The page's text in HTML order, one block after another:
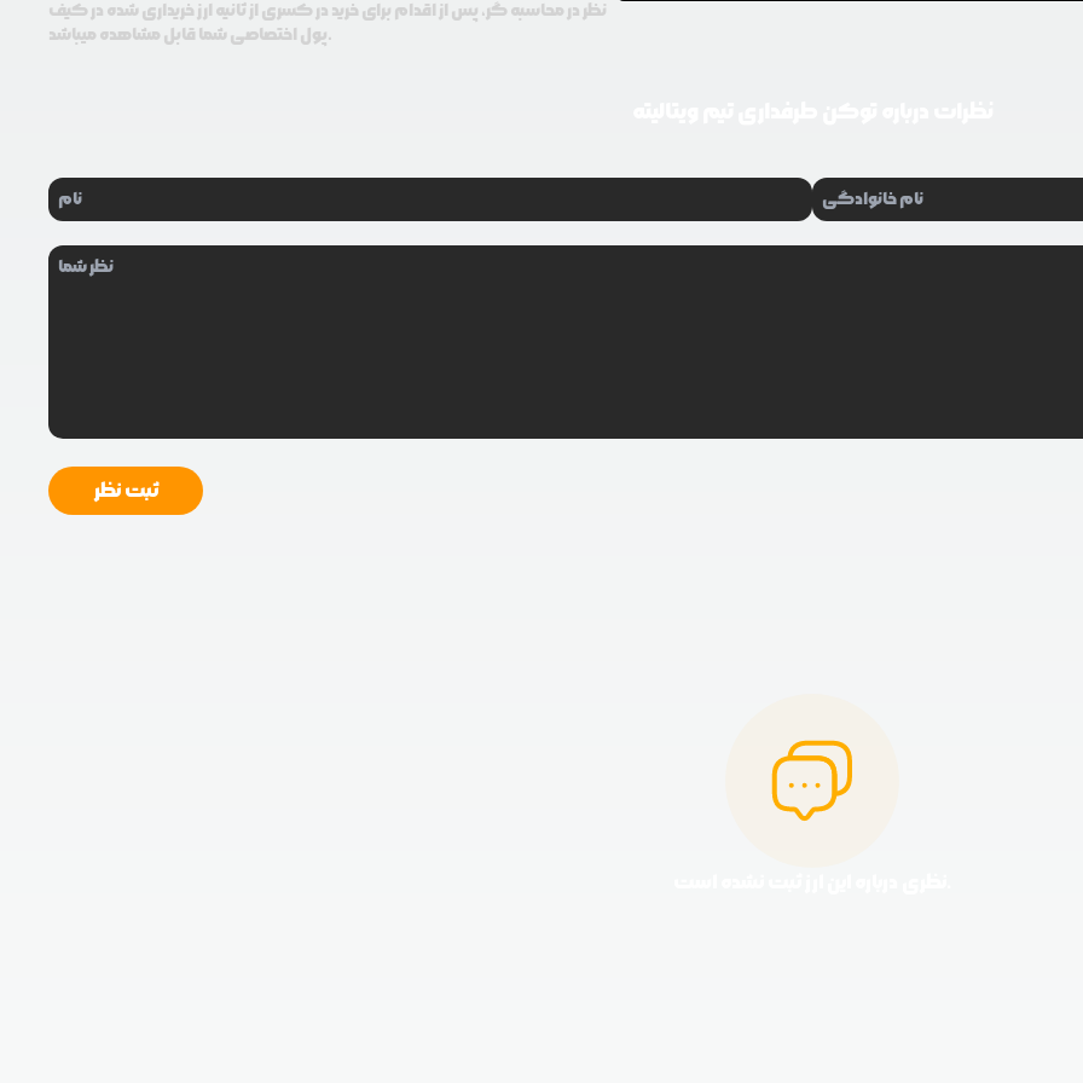
نظر در محاسبه گر، پس از اقدام برای خرید در کسری از ثانیه ارز خریداری شده در کیف
پول اختصاصی شما قابل مشاهده میباشد.
ثبت نظر